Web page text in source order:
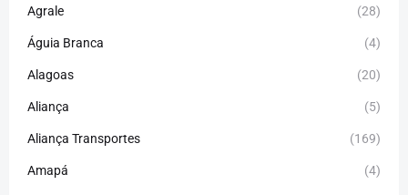
Agrale (28)
Águia Branca (4)
Alagoas (20)
Aliança (5)
Aliança Transportes (169)
Amapá (4)